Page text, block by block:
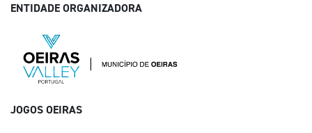
ENTIDADE ORGANIZADORA
JOGOS OEIRAS